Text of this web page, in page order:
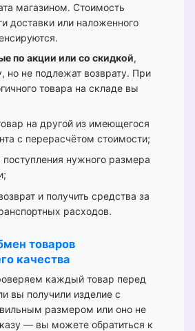
магазином. Стоимость
доставки или наложенного
по акции или со скидкой,
но не подлежат возврату. При
товара на складе вы
на другой из имеющегося
с перерасчётом стоимости;
нужного размера
и получить средства за
расходов.
товаров
качества
каждый товар перед
вы получили изделие с
размером или оно не
— вы можете обратиться к